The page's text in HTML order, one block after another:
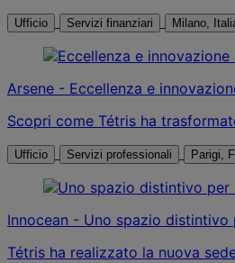
Ufficio Servizi finanziari Milano,
Arsene - Eccellenza e
Scopri come Tétris ha
Ufficio Servizi professionali
Innocean - Uno spazio distintivo
Tétris ha realizzato la nuova